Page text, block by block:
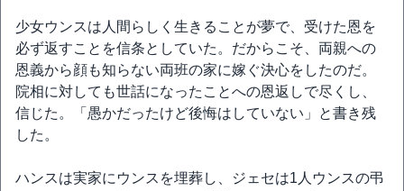
少女ウンスは人間らしく生きることが夢で、受けた恩を
必ず返すことを信条としていた。だからこそ、両親への
恩義から顔も知らない両班の家に嫁ぐ決心をしたのだ。
院相に対しても世話になったことへの恩返しで尽くし、
信じた。「愚かだったけど後悔はしていない」と書き残
した。
ハンスは実家にウンスを埋葬し、ジェセは1人ウンスの弔